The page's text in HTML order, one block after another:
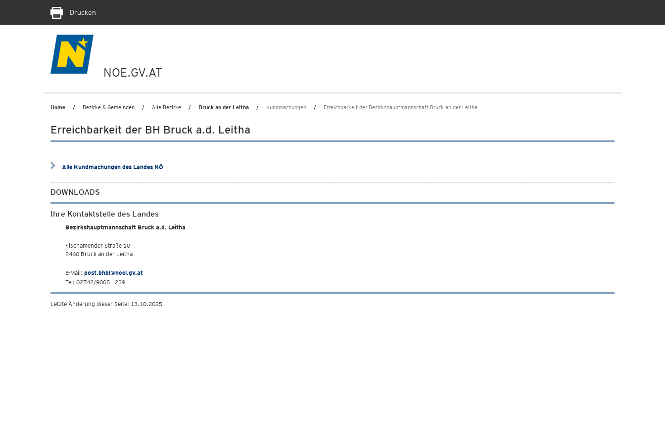
Drucken
NOE.GV.AT
Home Bezirke & Gemeinden Alle Bezirke Bruck an der Leitha Kundmachungen Erreichbarkeit der Bezirkshauptmannschaft Bruck an der Leitha
Erreichbarkeit der BH Bruck a.d. Leitha
Alle Kundmachungen des Landes NÖ
DOWNLOADS
Ihre Kontaktstelle des Landes
Bezirkshauptmannschaft Bruck a.d. Leitha
Fischamender Straße 10
2460 Bruck an der Leitha
E-Mail: post.bhbl@noel.gv.at
Tel: 02742/9005 - 239
Letzte Änderung dieser Seite: 13.10.2025